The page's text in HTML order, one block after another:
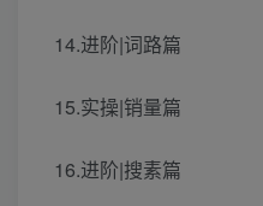
14.进阶|词路篇
15.实操|销量篇
16.进阶|搜素篇